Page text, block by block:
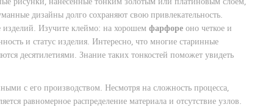
дизайны долго сохраняют свою привлекательность.
изделий. Изучите клеймо: на хорошем фарфоре оно четкое и
и статус изделия. Интересно, что многие старинные
десятилетиями. Знание таких тонкостей поможет увидеть
с его производством. Несмотря на сложность процесса,
равномерное распределение материала и отсутствие узлов.